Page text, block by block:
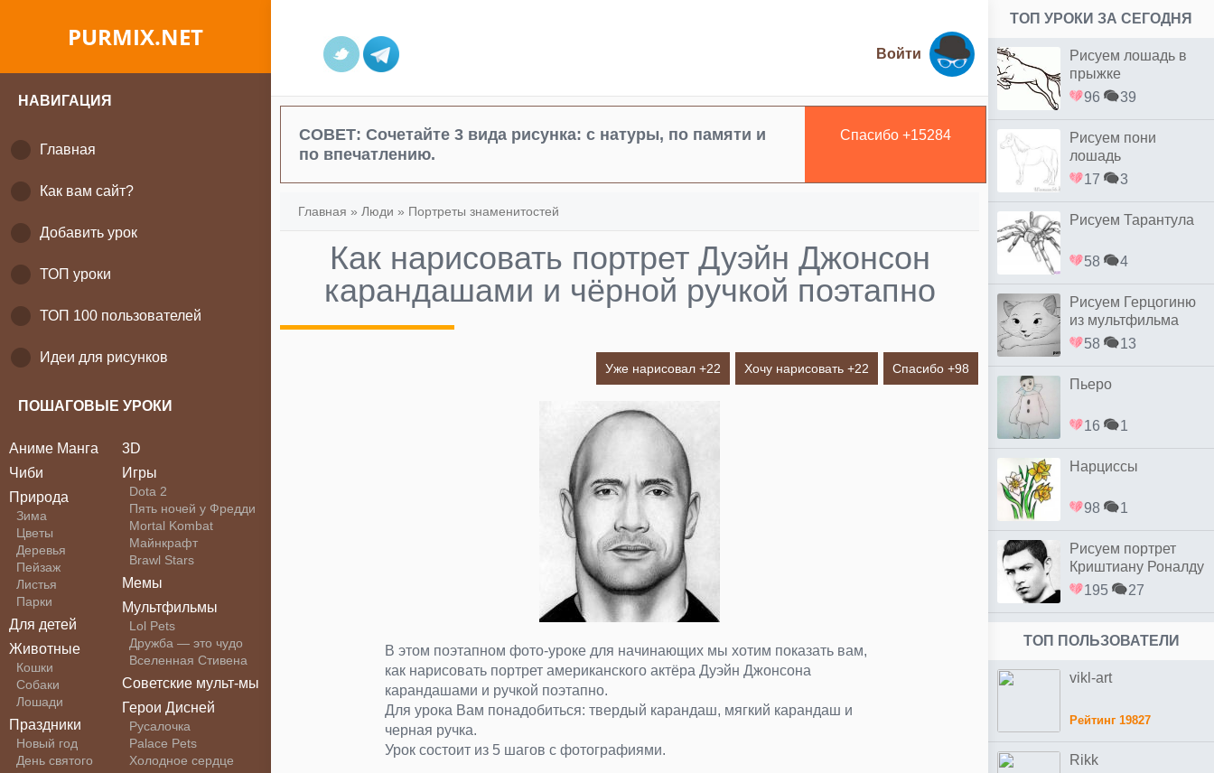
PURMIX.NET
НАВИГАЦИЯ
Главная
Как вам сайт?
Добавить урок
ТОП уроки
ТОП 100 пользователей
Идеи для рисунков
ПОШАГОВЫЕ УРОКИ
Аниме Манга
Чиби
Природа
Зима
Цветы
Деревья
Пейзаж
Листья
Парки
Для детей
Животные
Кошки
Собаки
Лошади
Праздники
Новый год
День святого
3D
Игры
Dota 2
Пять ночей у Фредди
Mortal Kombat
Майнкрафт
Brawl Stars
Мемы
Мультфильмы
Lol Pets
Дружба — это чудо
Вселенная Стивена
Советские мульт-мы
Герои Дисней
Русалочка
Palace Pets
Холодное сердце
Войти
СОВЕТ: Сочетайте 3 вида рисунка: с натуры, по памяти и
по впечатлению.
Спасибо +15284
Главная » Люди » Портреты знаменитостей
Как нарисовать портрет Дуэйн Джонсон
карандашами и чёрной ручкой поэтапно
Уже нарисовал +22 Хочу нарисовать +22 Спасибо +98
В этом поэтапном фото-уроке для начинающих мы хотим показать вам,
как нарисовать портрет американского актёра Дуэйн Джонсона
карандашами и ручкой поэтапно.
Для урока Вам понадобиться: твердый карандаш, мягкий карандаш и
черная ручка.
Урок состоит из 5 шагов с фотографиями.
ТОП УРОКИ ЗА СЕГОДНЯ
Рисуем лошадь в
прыжке
96
39
Рисуем пони
лошадь
17
3
Рисуем Тарантула
58 4
Рисуем Герцогиню
из мультфильма
коты Аристократы
58 13
Пьеро
16 1
Нарциссы
98 1
Рисуем портрет
Криштиану Роналду
простым
195 27
ТОП ПОЛЬЗОВАТЕЛИ
vikl-art
Рейтинг 19827
Rikk